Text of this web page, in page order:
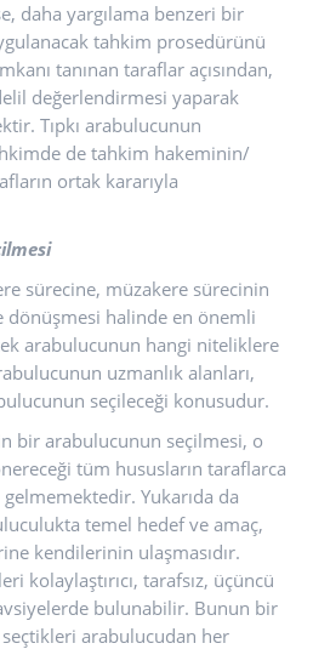
daha yargılama benzeri bir
tahkim prosedürünü
tanınan taraflar açısından,
değerlendirmesi yaparak
Tıpkı arabulucunun
de tahkim hakeminin/
ortak kararıyla
sürecine, müzakere sürecinin
dönüşmesi halinde en önemli
arabulucunun hangi niteliklere
uzmanlık alanları,
seçileceği konusudur.
bir arabulucunun seçilmesi, o
tüm hususların taraflarca
Yukarıda da
temel hedef ve amaç,
kendilerinin ulaşmasıdır.
kolaylaştırıcı, tarafsız, üçüncü
bulunabilir. Bunun bir
arabulucudan her